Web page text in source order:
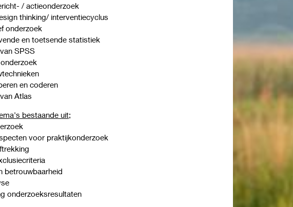
/ actieonderzoek
thinking/ interventiecyclus
onderzoek
en toetsende statistiek
SPSS
en coderen
Atlas
bestaande uit;
voor praktijkonderzoek
betrouwbaarheid
onderzoeksresultaten